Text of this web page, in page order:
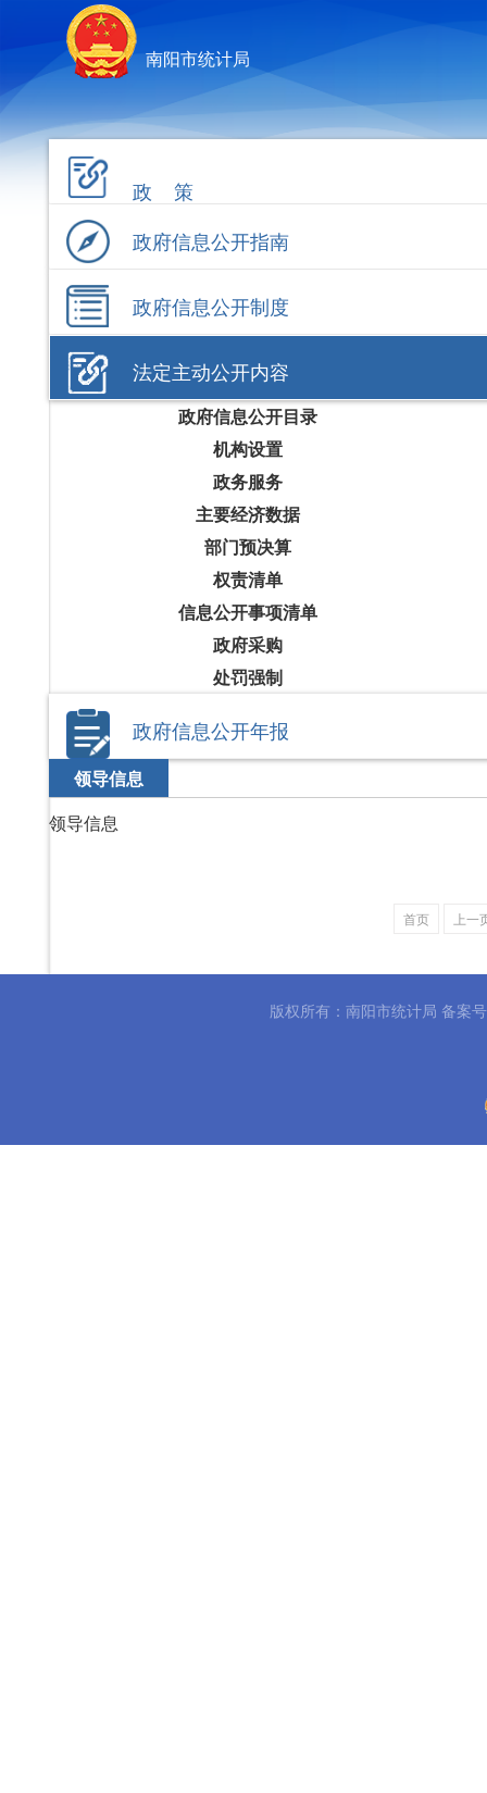
南阳市统计局
政 策
政府信息公开指南
政府信息公开制度
法定主动公开内容
政府信息公开目录
机构设置
政务服务
主要经济数据
部门预决算
权责清单
信息公开事项清单
政府采购
处罚强制
政府信息公开年报
领导信息
领导信息
首页 上一
版权所有：南阳市统计局 备案